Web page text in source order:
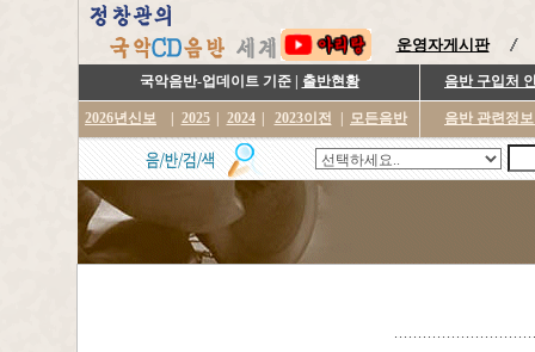
운영자게시판
국악음반-업데이트 기준 | 출반현황 음반 구입처
2026년신보 2025 2024 2023이전 모든음반 음반 관련정